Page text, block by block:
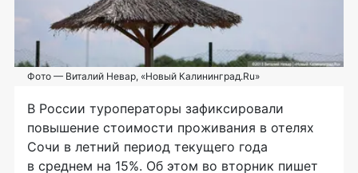
Фото — Виталий Невар, «Новый Калининград.Ru»
В России туроператоры зафиксировали
повышение стоимости проживания в отелях
Сочи в летний период текущего года
в среднем на 15%. Об этом во вторник пишет